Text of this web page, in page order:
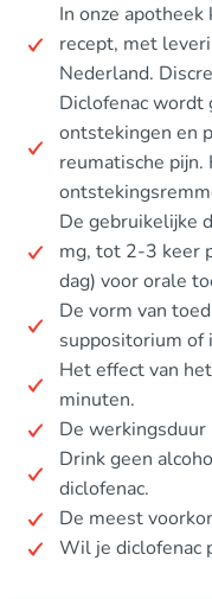
In onze
recept, met
Nederland.
Diclofenac wordt
ontstekingen en
reumatische
De gebruikelijke
mg, tot 2-3 keer
dag) voor orale
De vorm van
suppositorium of
Het effect van
minuten.
De werkingsduur
Drink geen
diclofenac.
De meest
Wil je diclofenac